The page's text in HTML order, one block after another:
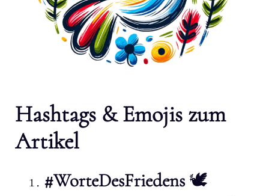
Hashtags & Emojis zum
Artikel
#WorteDesFriedens🕊️